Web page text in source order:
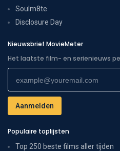
Soulm8te
Disclosure Day
Nieuwsbrief MovieMeter
Het laatste film- en serienieuws
Populaire toplijsten
Top 250 beste films aller tijden